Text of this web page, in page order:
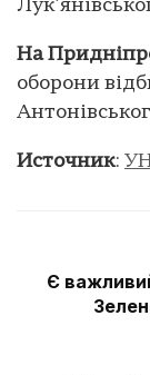
На
оборони
Источник:
Є